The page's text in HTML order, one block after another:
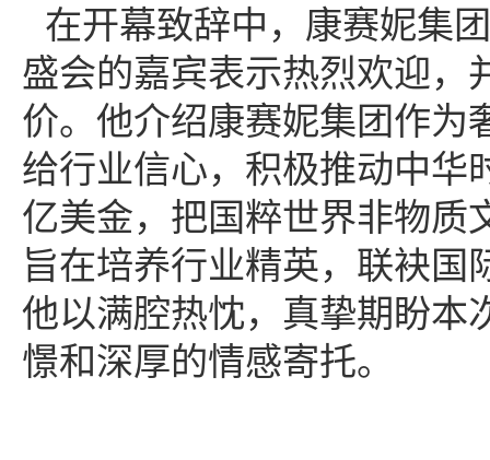
在开幕致辞中，康赛妮集
盛会的嘉宾表示热烈欢迎，
价。他介绍康赛妮集团作为
给行业信心，积极推动中华
亿美金，把国粹世界非物质
旨在培养行业精英，联袂国
他以满腔热忱，真挚期盼本
憬和深厚的情感寄托。